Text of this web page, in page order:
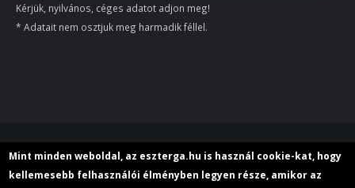
Kérjük, nyilvános, céges adatot adjon meg!
* Adatait nem osztjuk meg harmadik féllel.
© 2018 M+E Szerszámgép Kereskedelmi Kft.
Mint minden weboldal, az eszterga.hu is használ cookie-kat, hogy
kellemesebb felhasználói élményben legyen része, amikor az